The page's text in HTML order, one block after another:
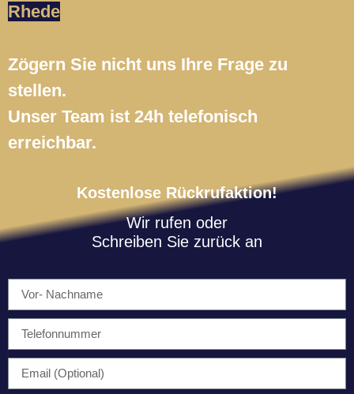
Rhede
Zögern Sie nicht uns Ihre Frage zu
stellen.
Unser Team ist 24h telefonisch
erreichbar.
Kostenlose Rückrufaktion!
Wir rufen oder
Schreiben Sie zurück an